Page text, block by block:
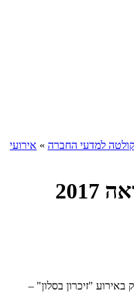
למדעי החברה » אירועי
"זיכרון בסלון" –